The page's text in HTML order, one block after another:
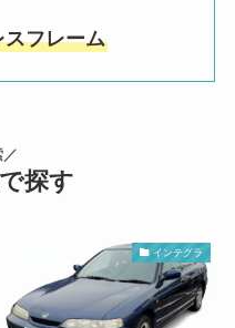
スフレーム
／
探す
インテグラ